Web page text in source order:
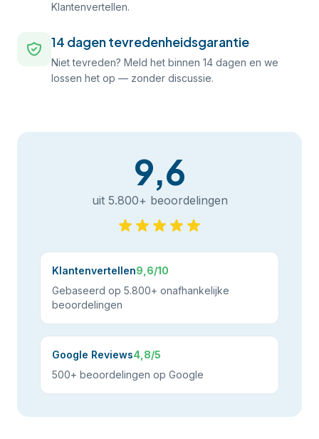
Klantenvertellen.
14 dagen tevredenheidsgarantie
Niet tevreden? Meld het binnen 14 dagen en we
lossen het op — zonder discussie.
9,6
uit 5.800+ beoordelingen
Klantenvertellen9,6/10
Gebaseerd op 5.800+ onafhankelijke
beoordelingen
Google Reviews4,8/5
500+ beoordelingen op Google